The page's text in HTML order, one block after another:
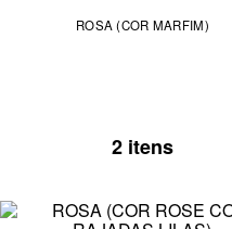
ROSA (COR MARFIM)
2 itens